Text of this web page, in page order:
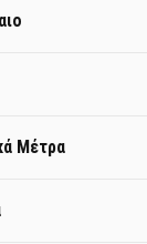
Μέτρα